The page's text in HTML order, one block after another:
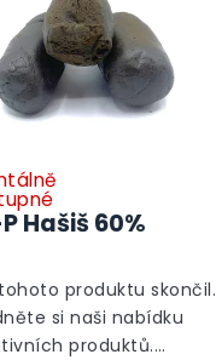
Hašiš 60%
produktu skončil.
si naši nabídku
produktů.